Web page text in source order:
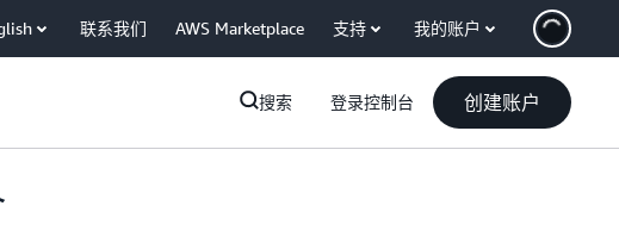
联系我们 AWS Marketplace 支持 我的账户
搜索 登录控制台 创建账户